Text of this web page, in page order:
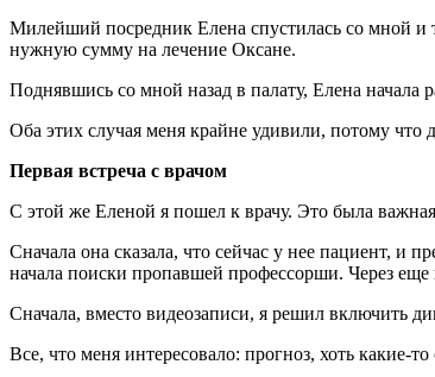
Милейший посредник Елена спустилась со мной и
нужную сумму на лечение Оксане.
Поднявшись со мной назад в палату, Елена начала
Оба этих случая меня крайне удивили, потому что
Первая встреча с врачом
С этой же Еленой я пошел к врачу. Это была
Сначала она сказала, что сейчас у нее пациент, и
начала поиски пропавшей профессорши. Через еще
Сначала, вместо видеозаписи, я решил включить
Все, что меня интересовало: прогноз, хоть